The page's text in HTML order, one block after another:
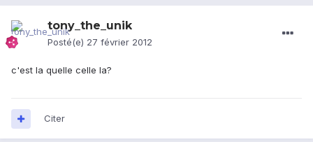
tony_the_unik
Posté(e) 27 février 2012
c'est la quelle celle la?
Citer